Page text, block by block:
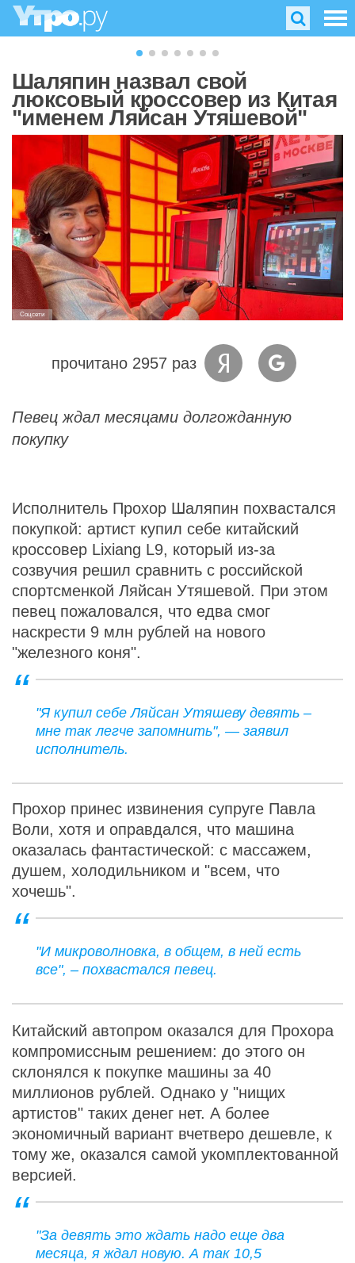
Шаляпин назвал свой
люксовый кроссовер из Китая
"именем Ляйсан Утяшевой"
Соцсети
прочитано 2957 раз
Певец ждал месяцами долгожданную
покупку
Исполнитель Прохор Шаляпин похвастался
покупкой: артист купил себе китайский
кроссовер Lixiang L9, который из-за
созвучия решил сравнить с российской
спортсменкой Ляйсан Утяшевой. При этом
певец пожаловался, что едва смог
наскрести 9 млн рублей на нового
"железного коня".
"Я купил себе Ляйсан Утяшеву девять –
мне так легче запомнить", — заявил
исполнитель.
Прохор принес извинения супруге Павла
Воли, хотя и оправдался, что машина
оказалась фантастической: с массажем,
душем, холодильником и "всем, что
хочешь".
"И микроволновка, в общем, в ней есть
все", – похвастался певец.
Китайский автопром оказался для Прохора
компромиссным решением: до этого он
склонялся к покупке машины за 40
миллионов рублей. Однако у "нищих
артистов" таких денег нет. А более
экономичный вариант вчетверо дешевле, к
тому же, оказался самой укомплектованной
версией.
"За девять это ждать надо еще два
месяца, я ждал новую. А так 10,5